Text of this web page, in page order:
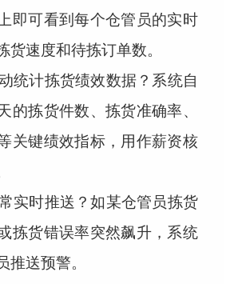
即可看到每个仓管员的实时
货速度和待拣订单数。
统计拣货绩效数据？系统自
的拣货件数、拣货准确率、
关键绩效指标，用作薪资核
实时推送？如某仓管员拣货
拣货错误率突然飙升，系统
送预警。